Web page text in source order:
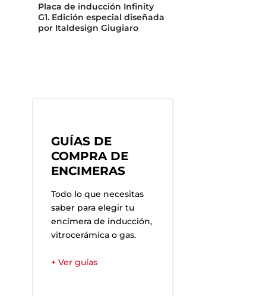
Placa de inducción Infinity
G1. Edición especial diseñada
por Italdesign Giugiaro
GUÍAS DE
COMPRA DE
ENCIMERAS
Todo lo que necesitas
saber para elegir tu
encimera de inducción,
vitrocerámica o gas.
+ Ver guías